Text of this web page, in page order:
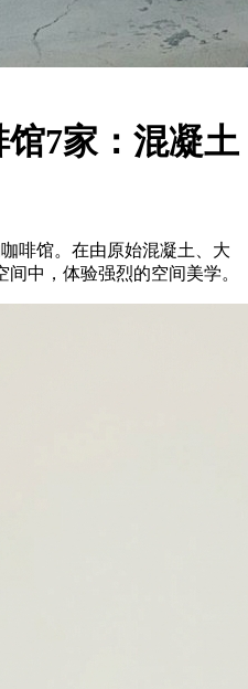
7家：混凝土
啡馆。在由原始混凝土、大
中，体验强烈的空间美学。